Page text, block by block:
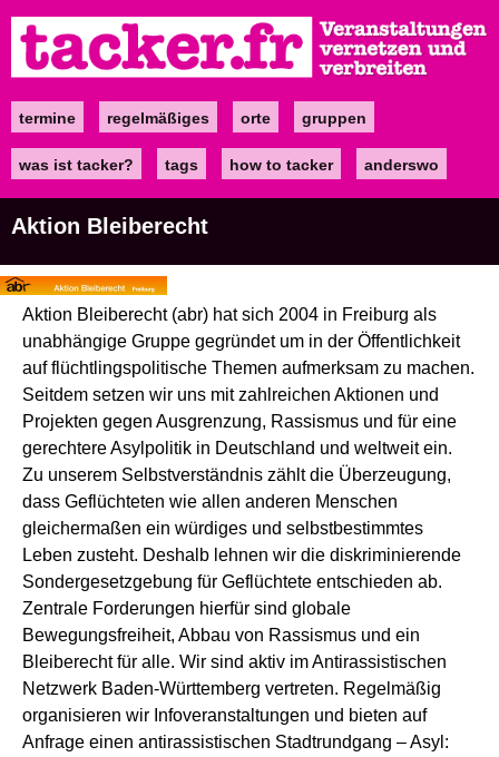
zum
Inhalt
Maintermine regelmäßiges orte gruppen
was ist tacker? tags how to tacker anderswo
Aktion Bleiberecht
Aktion Bleiberecht (abr) hat sich 2004 in Freiburg als
unabhängige Gruppe gegründet um in der Öffentlichkeit
auf flüchtlingspolitische Themen aufmerksam zu machen.
Seitdem setzen wir uns mit zahlreichen Aktionen und
Projekten gegen Ausgrenzung, Rassismus und für eine
gerechtere Asylpolitik in Deutschland und weltweit ein.
Zu unserem Selbstverständnis zählt die Überzeugung,
dass Geflüchteten wie allen anderen Menschen
gleichermaßen ein würdiges und selbstbestimmtes
Leben zusteht. Deshalb lehnen wir die diskriminierende
Sondergesetzgebung für Geflüchtete entschieden ab.
Zentrale Forderungen hierfür sind globale
Bewegungsfreiheit, Abbau von Rassismus und ein
Bleiberecht für alle. Wir sind aktiv im Antirassistischen
Netzwerk Baden-Württemberg vertreten. Regelmäßig
organisieren wir Infoveranstaltungen und bieten auf
Anfrage einen antirassistischen Stadtrundgang – Asyl: